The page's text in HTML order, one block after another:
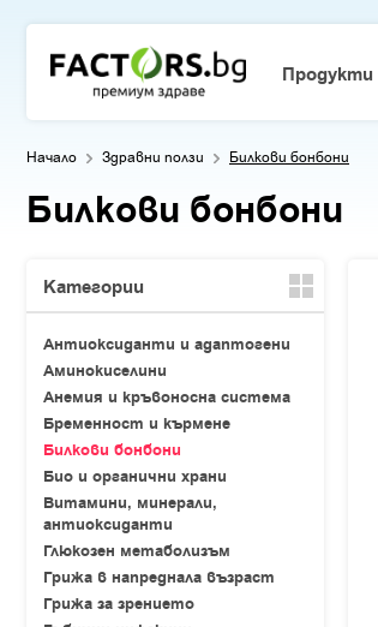
Продукти
Начало Здравни ползи Билкови бонбони
Билкови бонбони
Категории
Антиоксиданти и адаптогени
Аминокиселини
Анемия и кръвоносна система
Бременност и кърмене
Билкови бонбони
Био и органични храни
Витамини, минерали,
антиоксиданти
Глюкозен метаболизъм
Грижа в напреднала възраст
Грижа за зрението